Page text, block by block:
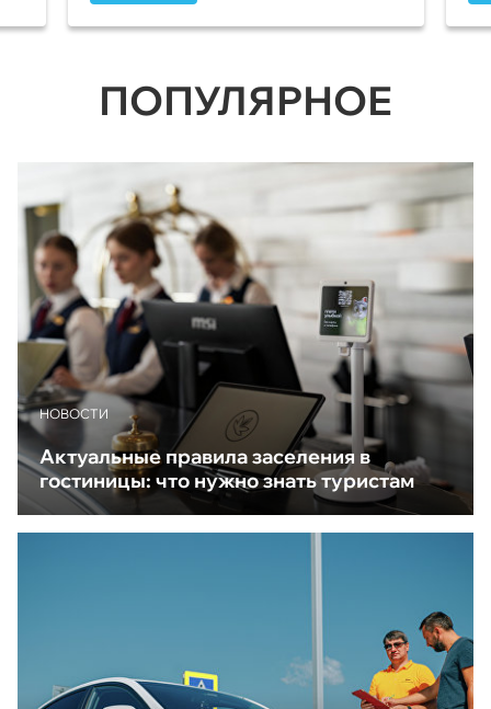
ПОПУЛЯРНОЕ
НОВОСТИ
Актуальные правила заселения в
гостиницы: что нужно знать туристам